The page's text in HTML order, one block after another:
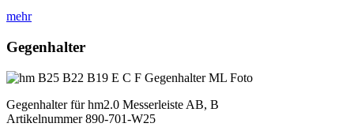
mehr
Gegenhalter
Gegenhalter für hm2.0 Messerleiste AB, B
Artikelnummer 890-701-W25